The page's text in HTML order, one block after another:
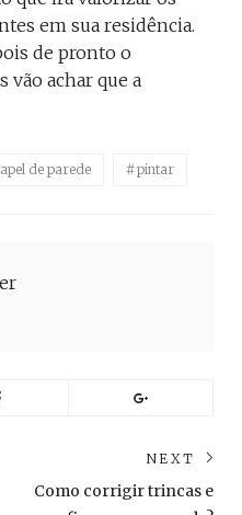
em sua residência.
de pronto o
vão achar que a
de parede pintar
NEXT
Como corrigir trincas e